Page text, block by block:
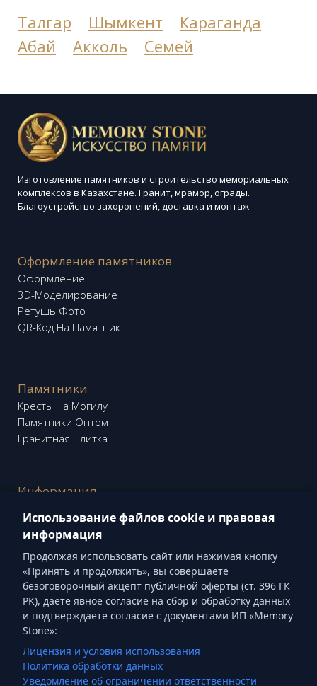
Талгар Шымкент
Караганда
Абай
Акколь Семей
Изготовление памятников и строительство мемориальных
комплексов в Казахстане. Гранит, мрамор, ограды.
Благоустройство захоронений, доставка и монтаж.
Оформление памятников
Оформление
3D-Моделирование
Ретушь Фото
QR-Код На Памятник
Памятники
Кресты На Могилу
Памятники Оптом
Гранитная Плитка
Информация
Кладбища
Социальные сети
Threads Instagram Facebook
YouTube
Pinterest
ТОО «Memory Stone Group» БИН 260740007450 ©
Использование файлов cookie и правовая
информация
Продолжая использовать сайт или нажимая кнопку
«Принять и продолжить», вы совершаете
безоговорочный акцепт публичной оферты (ст. 396 ГК
РК), даете явное согласие на сбор и обработку данных
и подтверждаете согласие с документами ИП «Memory
Stone»:
Лицензия и условия использования
Политика обработки данных
Уведомление об ограничении ответственности